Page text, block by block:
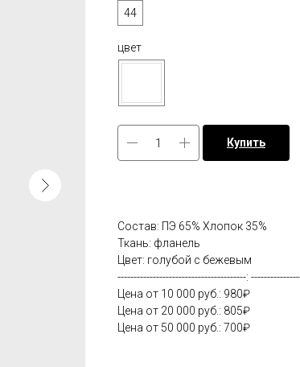
44
цвет
Купить
Состав: ПЭ 65% Хлопок 35%
Ткань: фланель
Цвет: голубой с бежевым
----------------------------------------:
Цена от 10 000 руб.: 980₽
Цена от 20 000 руб.: 805₽
Цена от 50 000 руб.: 700₽